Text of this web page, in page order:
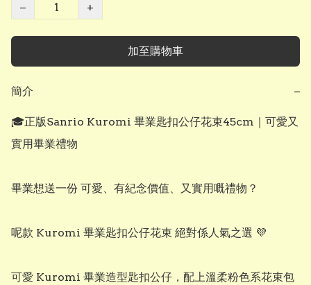
−
+
加至購物車
簡介 −
🎓正版Sanrio Kuromi 畢業匙扣公仔花束45cm｜可愛又
實用畢業禮物
畢業想送一份 可愛、有紀念價值、又實用嘅禮物？
呢款 Kuromi 畢業匙扣公仔花束 絕對係人氣之選 💜
可愛 Kuromi 畢業造型匙扣公仔，配上溫柔粉色系花束包